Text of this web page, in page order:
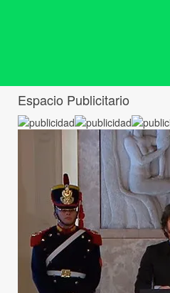
Espacio Publicitario